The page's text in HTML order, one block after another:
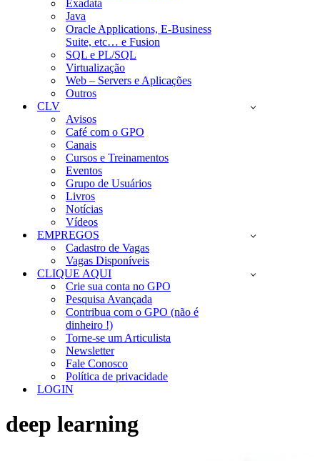
Exadata
Java
Oracle Applications, E-Business
Suite, etc… e Fusion
SQL e PL/SQL
Virtualização
Web – Servers e Aplicações
Outros
CLV
Avisos
Café com o GPO
Canais
Cursos e Treinamentos
Eventos
Grupo de Usuários
Livros
Notícias
Vídeos
EMPREGOS
Cadastro de Vagas
Vagas Disponíveis
CLIQUE AQUI
Crie sua conta no GPO
Pesquisa Avançada
Contribua com o GPO (não é
dinheiro !)
Torne-se um Articulista
Newsletter
Fale Conosco
Política de privacidade
LOGIN
deep learning